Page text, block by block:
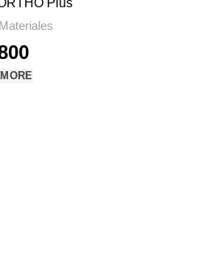
Plus
Materiales